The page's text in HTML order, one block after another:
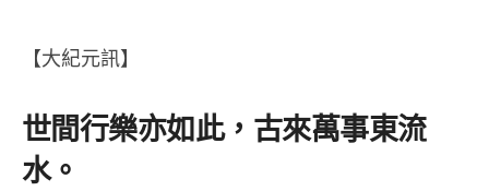
【大紀元訊】
世間行樂亦如此，古來萬事東流
水。